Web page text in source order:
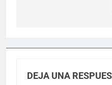
DEJA UNA